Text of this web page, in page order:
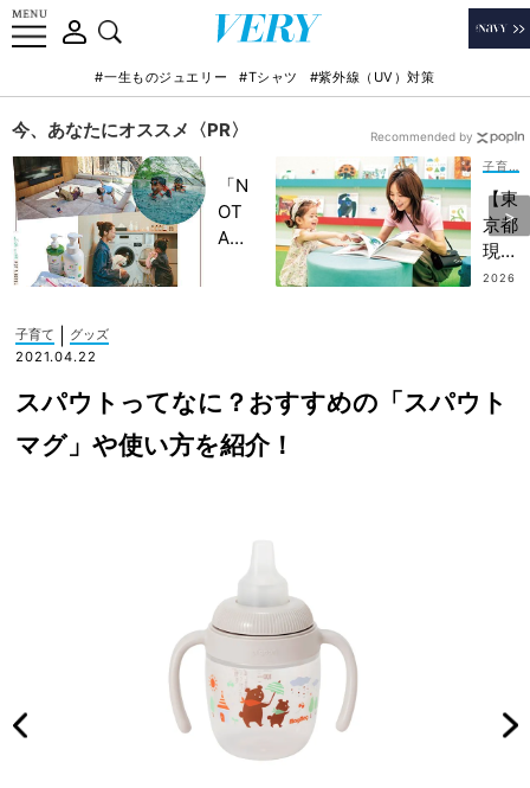
#一生ものジュエリー #Tシャツ #紫外線（UV）対策
今、あなたにオススメ〈PR〉
「N
OT
A
記憶
に一
生残
家族
旅】
を
【東
京都
現代
美術
ク・
ビュ
ー”
2026
Recommended by
子育て
グッズ
2021.04.22
スパウトってなに？おすすめの「スパウト
マグ」や使い方を紹介！